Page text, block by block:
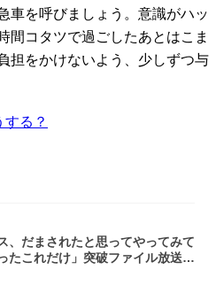
車を呼びましょう。意識がハッ
間コタツで過ごしたあとはこま
担をかけないよう、少しずつ与
る？
、だまされたと思ってやってみて
ったこれだけ」突破ファイル放送で